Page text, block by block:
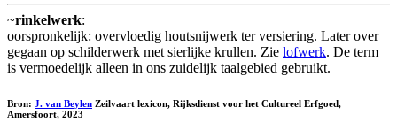
~rinkelwerk:
oorspronkelijk: overvloedig houtsnijwerk ter versiering. Later over
gegaan op schilderwerk met sierlijke krullen. Zie lofwerk. De term
is vermoedelijk alleen in ons zuidelijk taalgebied gebruikt.
Bron: J. van Beylen Zeilvaart lexicon, Rijksdienst voor het Cultureel Erfgoed,
Amersfoort, 2023